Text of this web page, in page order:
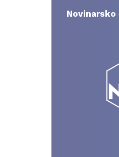
contentNovinarsko